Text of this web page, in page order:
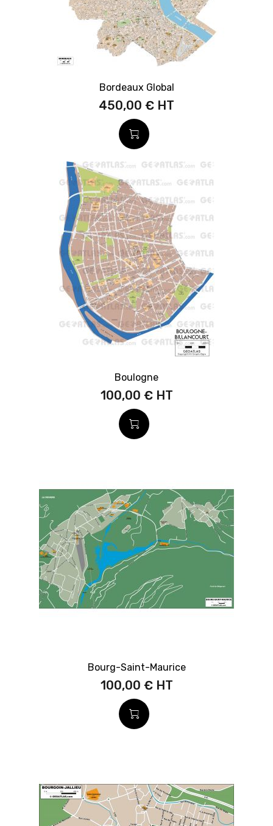
Bordeaux Global
450,00 €
Boulogne
100,00 €
Bourg-Saint-Maurice
100,00 €